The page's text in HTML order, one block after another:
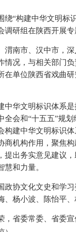
绕“构建中华文明
调研组在陕西开展
渭南市、汉中市，
情况，与相关部门
在单位陕西省戏曲
中华文明标识体系
全会和“十五五”规
构建中华文明标识
商机构作用，聚焦构
提出务实意见建议
慧和力量。
政协文化文史和学
、杨小波、陈怡平、
，省委常委、省委